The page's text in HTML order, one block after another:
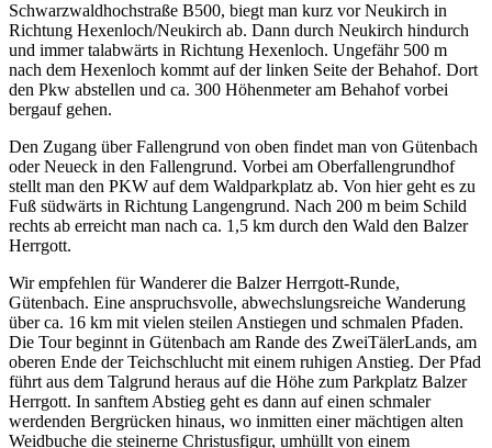
Schwarzwaldhochstraße B500, biegt man kurz vor Neukirch in
Richtung Hexenloch/Neukirch ab. Dann durch Neukirch hindurch
und immer talabwärts in Richtung Hexenloch. Ungefähr 500 m
nach dem Hexenloch kommt auf der linken Seite der Behahof. Dort
den Pkw abstellen und ca. 300 Höhenmeter am Behahof vorbei
bergauf gehen.
Den Zugang über Fallengrund von oben findet man von Gütenbach
oder Neueck in den Fallengrund. Vorbei am Oberfallengrundhof
stellt man den PKW auf dem Waldparkplatz ab. Von hier geht es zu
Fuß südwärts in Richtung Langengrund. Nach 200 m beim Schild
rechts ab erreicht man nach ca. 1,5 km durch den Wald den Balzer
Herrgott.
Wir empfehlen für Wanderer die Balzer Herrgott-Runde,
Gütenbach. Eine anspruchsvolle, abwechslungsreiche Wanderung
über ca. 16 km mit vielen steilen Anstiegen und schmalen Pfaden.
Die Tour beginnt in Gütenbach am Rande des ZweiTälerLands, am
oberen Ende der Teichschlucht mit einem ruhigen Anstieg. Der Pfad
führt aus dem Talgrund heraus auf die Höhe zum Parkplatz Balzer
Herrgott. In sanftem Abstieg geht es dann auf einen schmaler
werdenden Bergrücken hinaus, wo inmitten einer mächtigen alten
Weidbuche die steinerne Christusfigur, umhüllt von einem